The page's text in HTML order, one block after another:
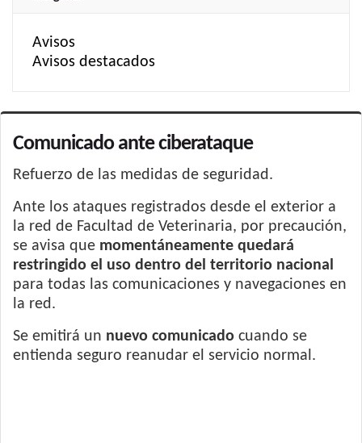
Avisos
Avisos destacados
Comunicado ante ciberataque
Refuerzo de las medidas de seguridad.
Ante los ataques registrados desde el exterior a
la red de Facultad de Veterinaria, por precaución,
se avisa que momentáneamente quedará
restringido el uso dentro del territorio nacional
para todas las comunicaciones y navegaciones en
la red.
Se emitirá un nuevo comunicado cuando se
entienda seguro reanudar el servicio normal.